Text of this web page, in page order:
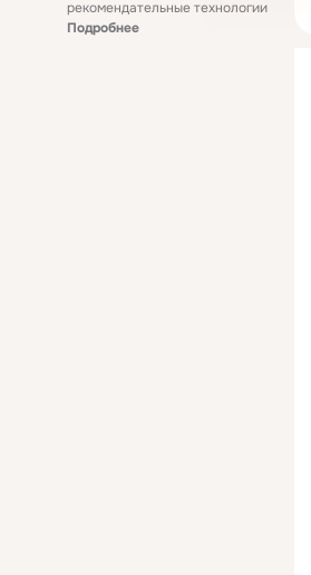
рекомендательные технологии
Подробнее